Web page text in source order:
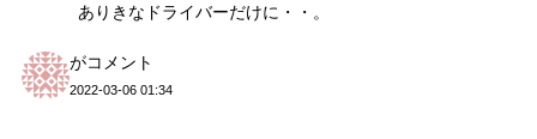
ありきなドライバーだけに・・。
がコメント
2022-03-06 01:34